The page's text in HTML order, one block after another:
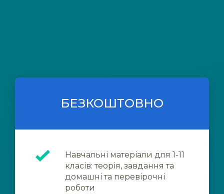
БЕЗКОШТОВНО
Навчальні матеріали для 1-11
класів: теорія, завдання та
домашні та перевірочні
роботи